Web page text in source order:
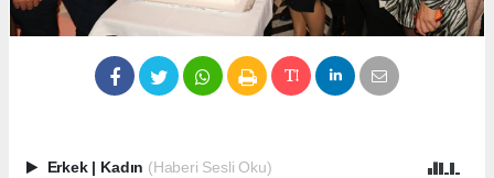
Erkek Kadın (Haberi Sesli Oku)